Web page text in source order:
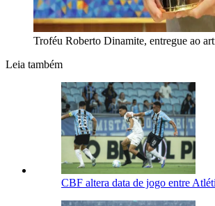
Troféu Roberto Dinamite, entregue ao
Leia também
CBF altera data de jogo entre